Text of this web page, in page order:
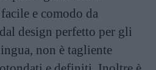
e comodo da
design perfetto per gli
non è tagliente